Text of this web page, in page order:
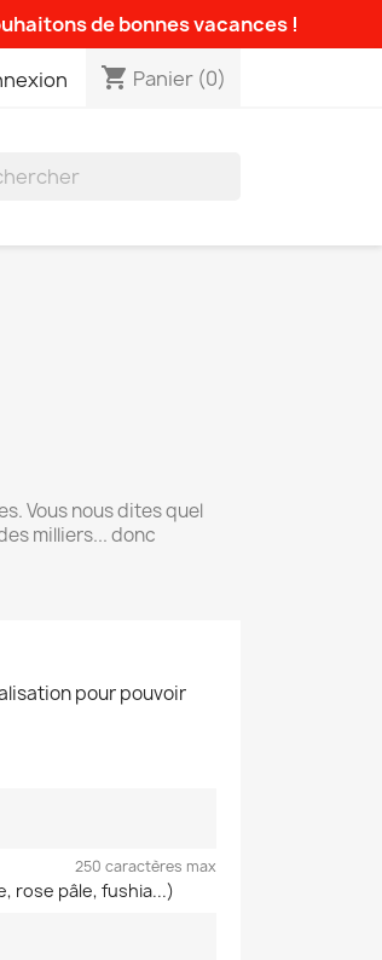
de bonnes vacances !
shopping_cart Panier (0)
Vous nous dites quel
milliers... donc
pour pouvoir
250 caractères max
rose pâle, fushia...)